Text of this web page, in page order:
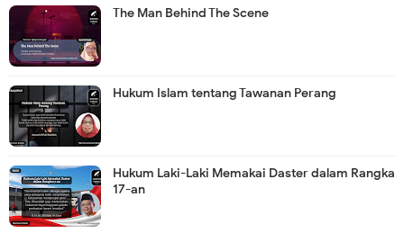
The Man Behind The Scene
Hukum Islam tentang Tawanan Perang
Hukum Laki-Laki Memakai Daster dalam Rangka
17-an